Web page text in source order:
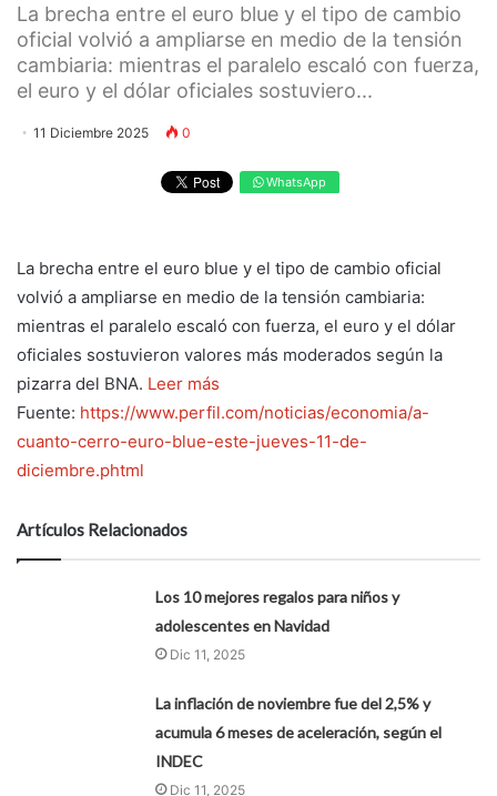
La brecha entre el euro blue y el tipo de cambio
oficial volvió a ampliarse en medio de la tensión
cambiaria: mientras el paralelo escaló con fuerza,
el euro y el dólar oficiales sostuviero...
11 Diciembre 2025 0
WhatsApp
La brecha entre el euro blue y el tipo de cambio oficial
volvió a ampliarse en medio de la tensión cambiaria:
mientras el paralelo escaló con fuerza, el euro y el dólar
oficiales sostuvieron valores más moderados según la
pizarra del BNA. Leer más
Fuente: https://www.perfil.com/noticias/economia/a-
cuanto-cerro-euro-blue-este-jueves-11-de-
diciembre.phtml
Artículos Relacionados
Los 10 mejores regalos para niños y
adolescentes en Navidad
Dic 11, 2025
La inflación de noviembre fue del 2,5% y
acumula 6 meses de aceleración, según el
INDEC
Dic 11, 2025